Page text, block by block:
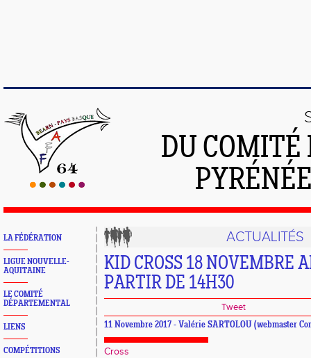
DU
LA FÉDÉRATION
LIGUE NOUVELLE-
AQUITAINE
LE COMITÉ
DÉPARTEMENTAL
LIENS
COMPÉTITIONS
ACTUALITÉS
KID CROSS 18 NOVEMBRE
PARTIR DE 14H30
Tweet
11 Novembre 2017 - Valérie SARTOLOU (webmaster
Cross